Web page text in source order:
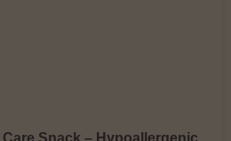
Snack – Hypoallergenic